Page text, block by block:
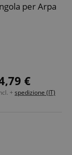
per Arpa
€
+ spedizione (IT)